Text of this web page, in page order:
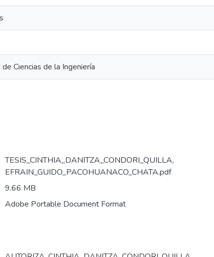
Ciencias de la Ingeniería
TESIS_CINTHIA_DANITZA_CONDORI_QUILLA,
EFRAIN_GUIDO_PACOHUANACO_CHATA.pdf
9.66 MB
Adobe Portable Document Format